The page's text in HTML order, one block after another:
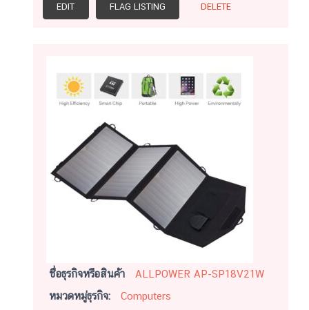
EDIT FLAG LISTING DELETE
ชื่อธุรกิจหรือสินค้า
ALLPOWER AP-SP18V21W
หมวดหมู่ธุรกิจ:
Computers